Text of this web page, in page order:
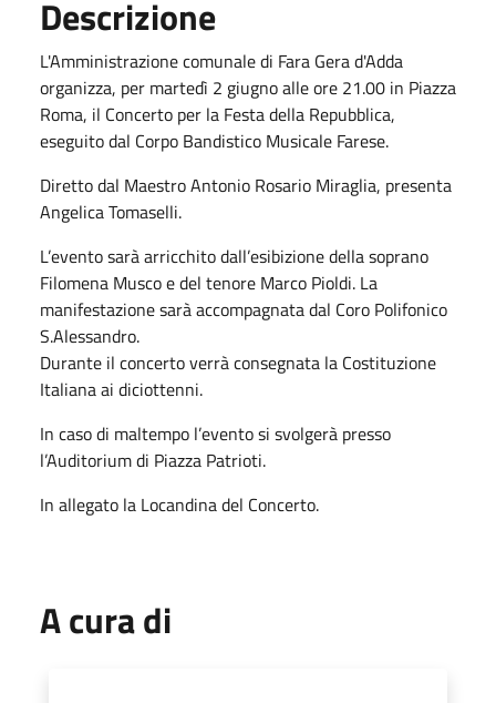
Descrizione
L'Amministrazione comunale di Fara Gera d'Adda
organizza, per martedì 2 giugno alle ore 21.00 in Piazza
Roma, il Concerto per la Festa della Repubblica,
eseguito dal Corpo Bandistico Musicale Farese.
Diretto dal Maestro Antonio Rosario Miraglia, presenta
Angelica Tomaselli.
L’evento sarà arricchito dall’esibizione della soprano
Filomena Musco e del tenore Marco Pioldi. La
manifestazione sarà accompagnata dal Coro Polifonico
S.Alessandro.
Durante il concerto verrà consegnata la Costituzione
Italiana ai diciottenni.
In caso di maltempo l’evento si svolgerà presso
l’Auditorium di Piazza Patrioti.
In allegato la Locandina del Concerto.
A cura di